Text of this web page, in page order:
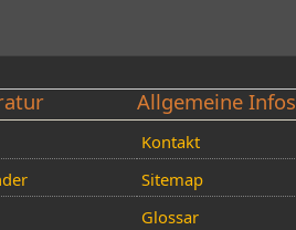
Allgemeine Infos
Kontakt
Sitemap
Glossar